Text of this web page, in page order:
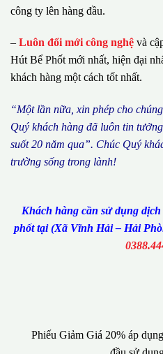
công ty lên hàng đầu.
– Luôn đổi mới công nghệ và
Hút Bể Phốt mới nhất, hiện đại
khách hàng một cách tốt nhất.
“Một lần nữa, xin phép cho chú
Quý khách hàng đã luôn tin tưở
suốt 20 năm qua”. Chúc Quý khá
trường sống trong lành!
Khách hàng cần sử dụng
phốt tại (Xã Vĩnh Hải – Hải